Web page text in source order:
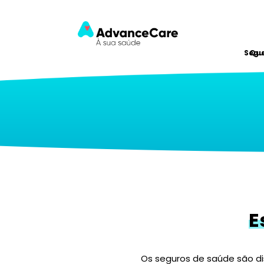
Os seguros de saúde são